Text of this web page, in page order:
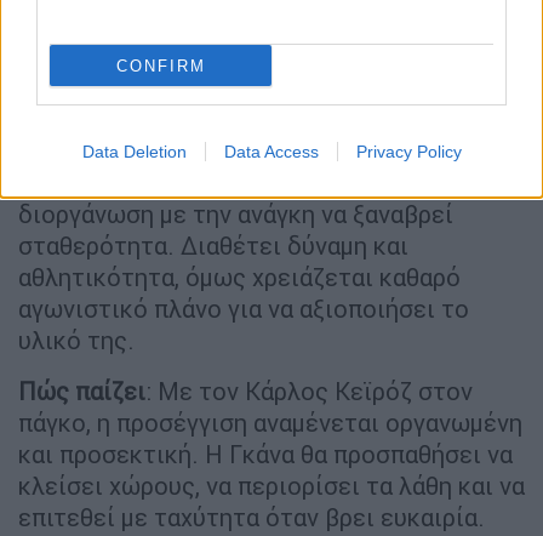
CONFIRM
Data Deletion Data Access Privacy Policy
Limit Up σε Μουντιάλ: Προημιτελικά
2010
Προπονητής: Κάρλος Κεϊρόζ
Αστέρι: Η Γκάνα κουβαλά μνήμες από την
διοργάνωση με την ανάγκη να ξαναβρεί
σταθερότητα. Διαθέτει δύναμη και
αθλητικότητα, όμως χρειάζεται καθαρό
αγωνιστικό πλάνο για να αξιοποιήσει το
υλικό της.
Πώς παίζει: Με τον Κάρλος Κεϊρόζ στον
πάγκο, η προσέγγιση αναμένεται οργανωμένη
και προσεκτική. Η Γκάνα θα προσπαθήσει να
κλείσει χώρους, να περιορίσει τα λάθη και να
επιτεθεί με ταχύτητα όταν βρει ευκαιρία.